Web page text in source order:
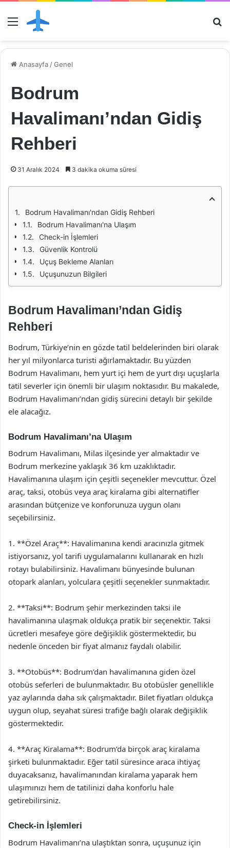
Menü
Anasayfa /Genel
Bodrum
Havalimanı’ndan Gidiş
Rehberi
31 Aralık 2024 3 dakika okuma süresi
Bodrum Havalimanı'ndan Gidiş Rehberi
Bodrum Havalimanı'na Ulaşım
Check-in İşlemleri
Güvenlik Kontrolü
Uçuş Bekleme Alanları
Uçuşunuzun Bilgileri
Bodrum Havalimanı’ndan Gidiş
Rehberi
Bodrum, Türkiye’nin en gözde tatil beldelerinden biri olarak
her yıl milyonlarca turisti ağırlamaktadır. Bu yüzden
Bodrum Havalimanı, hem yurt içi hem de yurt dışı uçuşlarla
tatil severler için önemli bir ulaşım noktasıdır. Bu makalede,
Bodrum Havalimanı’ndan gidiş sürecini detaylı bir şekilde
ele alacağız.
Bodrum Havalimanı’na Ulaşım
Bodrum Havalimanı, Milas ilçesinde yer almaktadır ve
Bodrum merkezine yaklaşık 36 km uzaklıktadır.
Havalimanına ulaşım için çeşitli seçenekler mevcuttur. Özel
araç, taksi, otobüs veya araç kiralama gibi alternatifler
arasından bütçenize ve konforunuza uygun olanı
seçebilirsiniz.
1. **Özel Araç**: Havalimanına kendi aracınızla gitmek
istiyorsanız, yol tarifi uygulamalarını kullanarak en hızlı
rotayı bulabilirsiniz. Havalimanı bünyesinde bulunan
otopark alanları, yolculara çeşitli seçenekler sunmaktadır.
2. **Taksi**: Bodrum şehir merkezinden taksi ile
havalimanına ulaşmak oldukça pratik bir seçenektir. Taksi
ücretleri mesafeye göre değişiklik göstermektedir, bu
nedenle önceden bir fiyat almanız faydalı olabilir.
3. **Otobüs**: Bodrum’dan havalimanına giden özel
otobüs seferleri de bulunmaktadır. Bu otobüsler genellikle
yaz aylarında daha sık çalışmaktadır. Bilet fiyatları oldukça
uygun olup, seyahat süresi trafiğe bağlı olarak değişiklik
göstermektedir.
4. **Araç Kiralama**: Bodrum’da birçok araç kiralama
şirketi bulunmaktadır. Eğer tatil süresince araca ihtiyaç
duyacaksanız, havalimanından kiralama yaparak hem
ulaşımınızı hem de tatilinizi daha konforlu hale
getirebilirsiniz.
Check-in İşlemleri
Bodrum Havalimanı’na ulaştıktan sonra, uçuşunuz için